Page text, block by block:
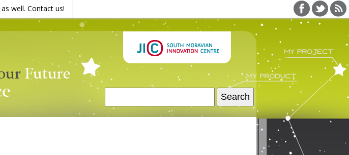
as well. Contact us!